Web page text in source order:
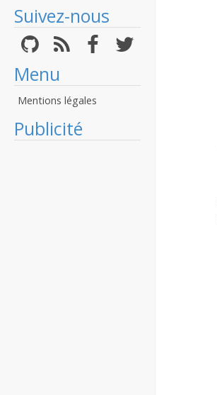
Suivez-nous
Menu
Mentions légales
Publicité